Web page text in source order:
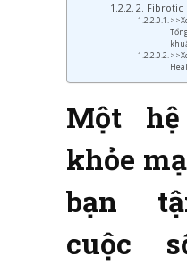
2. Fibrotic
Một
khỏe
bạn
cuộc